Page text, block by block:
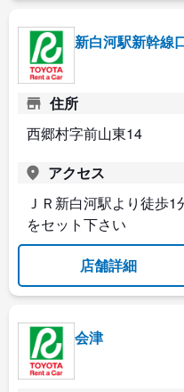
新白河駅新幹線
住所
西郷村字前山東14
アクセス
ＪＲ新白河駅より徒歩
をセット下さい
店舗詳細
会津